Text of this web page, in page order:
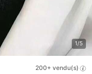
1/5
200+ vendu(s)